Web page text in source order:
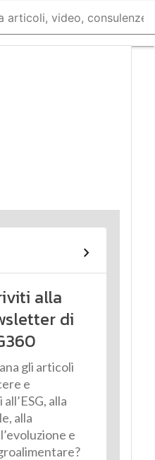
alla
di
gli articoli
e
alla
alla
e